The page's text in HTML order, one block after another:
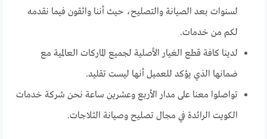
لسنوات بعد الصيانة والتصليح، حيث أننا واثقون فيما نقدمه
لكم من خدمات.
لدينا كافة قطع الغيار الأصلية لجميع الماركات العالمية مع
ضمانها الذي يؤكد للعميل أنها ليست تقليد.
تواصلوا معنا على مدار الأربع وعشرين ساعة نحن شركة خدمات
الكويت الرائدة في مجال تصليح وصيانة الثلاجات.